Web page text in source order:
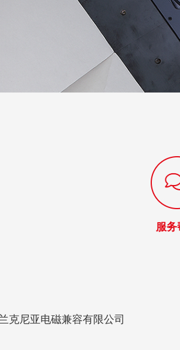
克尼亚电磁兼容有限公司
服务